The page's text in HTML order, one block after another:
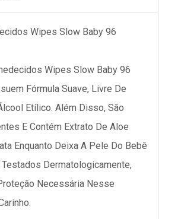
Wipes Slow Baby 96
Wipes Slow Baby 96
Fórmula Suave, Livre De
Etílico. Além Disso, São
E Contém Extrato De Aloe
Enquanto Deixa A Pele Do Bebê
Testados Dermatologicamente,
Necessária Nesse